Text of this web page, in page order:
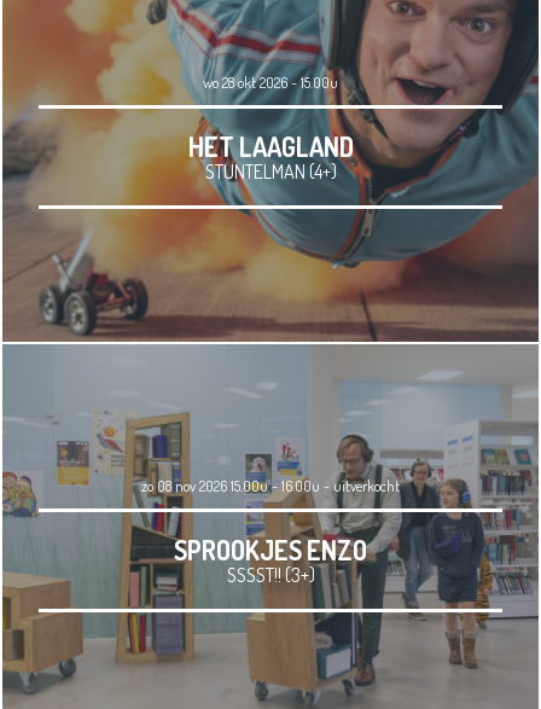
wo 28 okt 2026 - 15.00u
HET LAAGLAND
STUNTELMAN (4+)
zo 08 nov 2026 15.00u - 16.00u -uitverkocht
SPROOKJES ENZO
SSSST!! (3+)